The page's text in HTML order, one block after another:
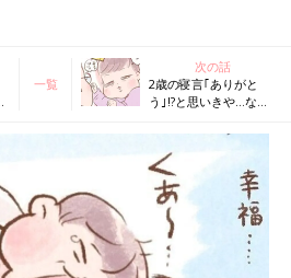
一覧
次の話
2歳の寝言｢ありがと
う｣!?と思いきや…な〜
ず#43］